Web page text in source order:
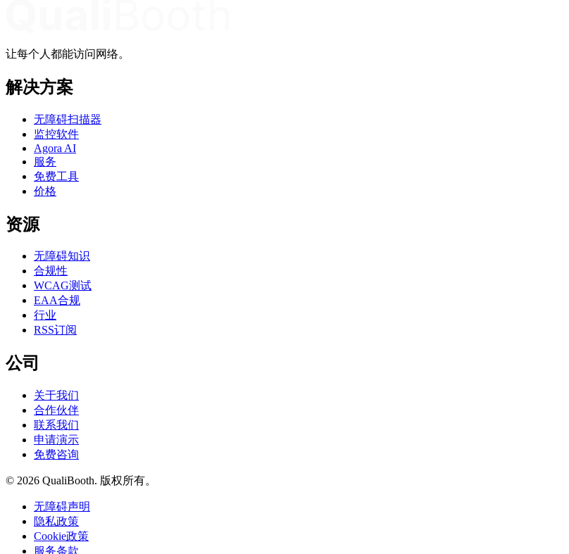
让每个人都能访问网络。
解决方案
无障碍扫描器
监控软件
Agora AI
服务
免费工具
价格
资源
无障碍知识
合规性
WCAG测试
EAA合规
行业
RSS订阅
公司
关于我们
合作伙伴
联系我们
申请演示
免费咨询
© 2026 QualiBooth. 版权所有。
无障碍声明
隐私政策
Cookie政策
服务条款